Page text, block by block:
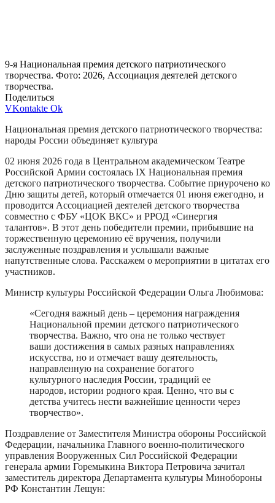
9-я Национальная премия детского патриотического
творчества. Фото: 2026, Ассоциация деятелей детского
творчества.
Поделиться
VKontakte Ok
Национальная премия детского патриотического творчества:
народы России объединяет культура
02 июня 2026 года в Центральном академическом Театре
Российской Армии состоялась IX Национальная премия
детского патриотического творчества. Событие приурочено ко
Дню защиты детей, который отмечается 01 июня ежегодно, и
проводится Ассоциацией деятелей детского творчества
совместно с ФБУ «ЦОК ВКС» и РРОД «Синергия
талантов». В этот день победители премии, прибывшие на
торжественную церемонию её вручения, получили
заслуженные поздравления и услышали важные
напутственные слова. Расскажем о мероприятии в цитатах его
участников.
Министр культуры Российской Федерации Ольга Любимова:
«Сегодня важный день – церемония награждения
Национальной премии детского патриотического
творчества. Важно, что она не только чествует
ваши достижения в самых разных направлениях
искусства, но и отмечает вашу деятельность,
направленную на сохранение богатого
культурного наследия России, традиций ее
народов, истории родного края. Ценно, что вы с
детства учитесь нести важнейшие ценности через
творчество».
Поздравление от Заместителя Министра обороны Российской
Федерации, начальника Главного военно-политического
управления Вооруженных Сил Российской Федерации
генерала армии Горемыкина Виктора Петровича зачитал
заместитель директора Департамента культуры Минобороны
РФ Константин Лещун: